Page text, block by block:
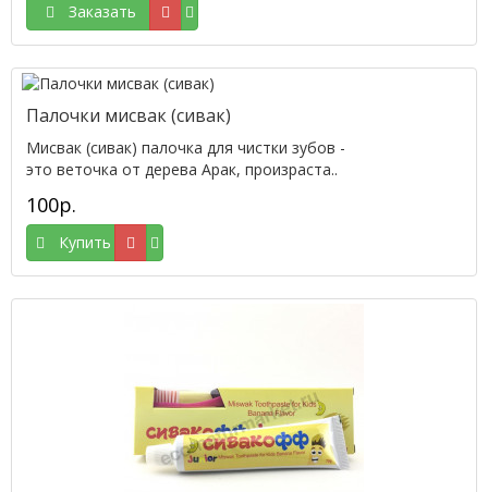
Заказать
Палочки мисвак (сивак)
Мисвак (сивак) палочка для чистки зубов -
это веточка от дерева Арак, произраста..
100р.
Купить